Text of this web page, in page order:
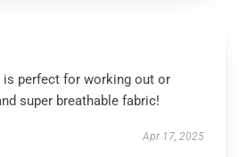
is perfect for working out or
super breathable fabric!
Apr 17, 2025